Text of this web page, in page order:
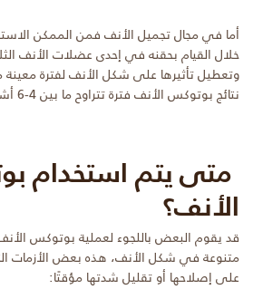
أما في مجال تجميل الأنف فمن الممكن
خلال القيام بحقنه في إحدى عضلات الأنف
وتعطيل تأثيرها على شكل الأنف لفترة
نتائج بوتوكس الأنف فترة تتراوح ما بين 4-6 أشهر.
متى يتم استخدام
الأنف؟
قد يقوم البعض باللجوء لعملية بوتوكس
متنوعة في شكل الأنف، هذه بعض الأزمات
على إصلاحها أو تقليل شدتها مؤقتًا: